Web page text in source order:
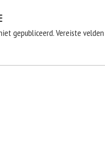
gepubliceerd.Vereiste